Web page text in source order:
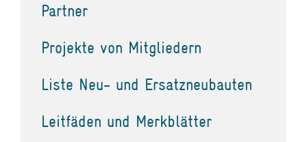
Partner
Projekte von Mitgliedern
Liste Neu- und Ersatzneubauten
Leitfäden und Merkblätter